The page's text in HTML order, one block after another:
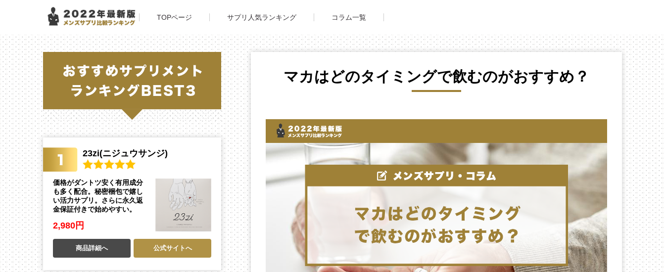
TOPページ サプリ人気ランキング コラム一覧
マカはどのタイミングで飲むのがおすすめ？
23zi(ニジュウサンジ)
価格がダントツ安く有用成分
も多く配合。秘密梱包で嬉し
い活力サプリ。さらに永久返
金保証付きで始めやすい。
2,980円
商品詳細へ 公式サイトへ